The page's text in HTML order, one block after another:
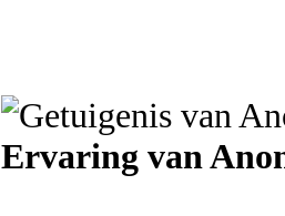
Ervaring van